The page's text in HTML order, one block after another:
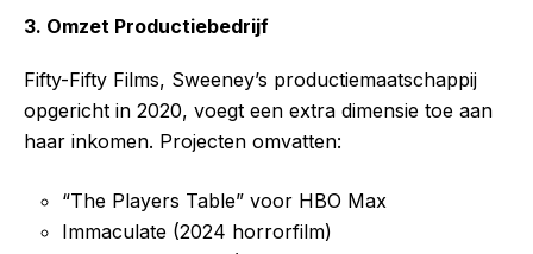
3. Omzet Productiebedrijf
Fifty-Fifty Films, Sweeney’s productiemaatschappij
opgericht in 2020, voegt een extra dimensie toe aan
haar inkomen. Projecten omvatten:
“The Players Table” voor HBO Max
Immaculate (2024 horrorfilm)